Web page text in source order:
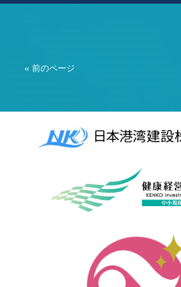
« 前のページ